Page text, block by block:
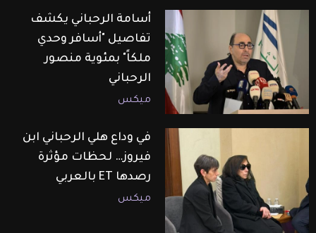
أسامة الرحباني يكشف
تفاصيل "أسافر وحدي
ملكاً" بمئوية منصور
الرحباني
ميكس
في وداع هلي الرحباني ابن
فيروز… لحظات مؤثرة
رصدها ET بالعربي
ميكس